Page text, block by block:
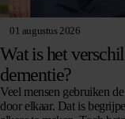
01 augustus 2026
Wat is het
dementie?
Veel mensen gebruiken
door elkaar. Dat is